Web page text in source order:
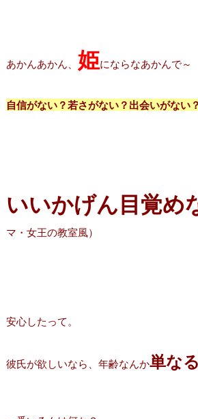
あかんあかん、 姫にならなあかんで～
自信がない？若さがない？出会いがない
いいかげん目覚め
マ・女王の教室風）
安心したって。
彼氏が欲しいなら、年齢なんか単な